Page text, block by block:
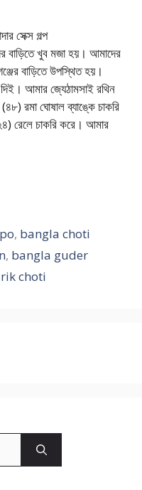
সেক্স গল্প
খুব মজা হয়। আমাদের
বাড়িতে উপস্থিত হয়।
আমার জ্যেঠামসাই রথিন
রমা ঘোষাল ব্যাঙ্কে চাকরি
রেলে চাকরি করে। আমার
, bangla choti
, bangla guder
choti